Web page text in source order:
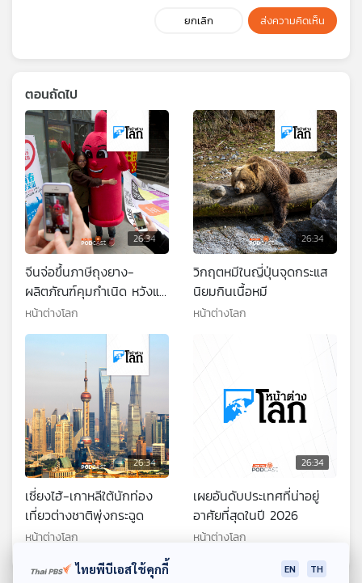
ยกเลิก ส่งความคิดเห็น
ตอนถัดไป
26:34
จีนจ่อขึ้นภาษีถุงยาง-
ผลิตภัณฑ์คุมกำเนิด หวังแก้
วิกฤตจำนวนประชากร
หน้าต่างโลก
26:34
วิกฤตหมีในญี่ปุ่นจุดกระแส
นิยมกินเนื้อหมี
หน้าต่างโลก
26:34
เซี่ยงไฮ้-เกาหลีใต้นักท่อง
เที่ยวต่างชาติพุ่งกระฉูด
หน้าต่างโลก
26:34
เผยอันดับประเทศที่น่าอยู่
อาศัยที่สุดในปี 2026
หน้าต่างโลก
ไทยพีบีเอสใช้คุกกี้ EN TH